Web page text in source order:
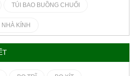
TÚI BAO BUỒNG CHUỐI
KÍNH